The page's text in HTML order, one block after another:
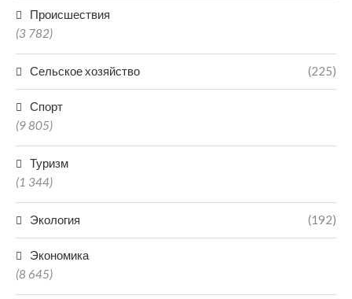
Происшествия
(3 782)
Сельское хозяйство (225)
Спорт
(9 805)
Туризм
(1 344)
Экология (192)
Экономика
(8 645)